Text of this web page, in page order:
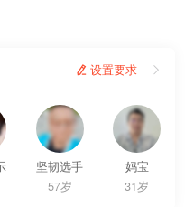
 设置要求 
坚韧选手
57岁
妈宝
31岁